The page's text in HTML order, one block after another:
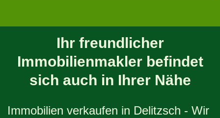
Ihr freundlicher
Immobilienmakler befindet
sich auch in Ihrer Nähe
Immobilien verkaufen in Delitzsch - Wir